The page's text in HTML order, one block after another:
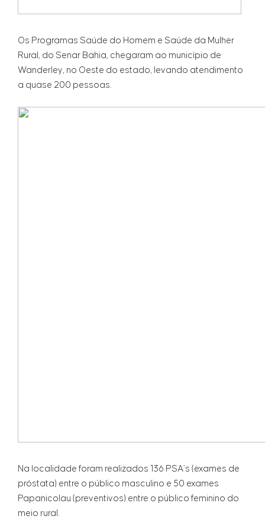
Os Programas Saúde do Homem e Saúde da Mulher
Rural, do Senar Bahia, chegaram ao município de
Wanderley, no Oeste do estado, levando atendimento
a quase 200 pessoas.
Na localidade foram realizados 136 PSA’s (exames de
próstata) entre o público masculino e 50 exames
Papanicolau (preventivos) entre o público feminino do
meio rural.